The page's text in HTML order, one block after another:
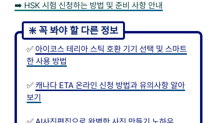
➡️ HSK 시험 신청하는 방법 및 준비 사항 안내
✅ 아이코스 테리아 스틱 호환 기기 선택 및 스마트
한 사용 방법
✅ 캐나다 ETA 온라인 신청 방법과 유의사항 알아
보기